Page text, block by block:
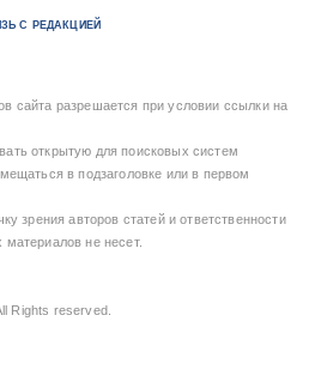
С РЕДАКЦИЕЙ
сайта разрешается при условии ссылки на
открытую для поисковых систем
в подзаголовке или в первом
зрения авторов статей и ответственности
не несет.
Rights reserved.